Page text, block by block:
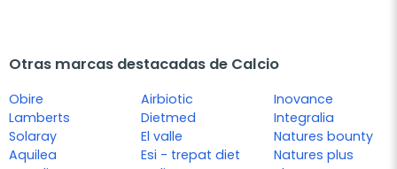
Otras marcas destacadas de Calcio
Obire
Lamberts
Solaray
Aquilea
Airbiotic
Dietmed
El valle
Esi - trepat diet
Inovance
Integralia
Natures bounty
Natures plus